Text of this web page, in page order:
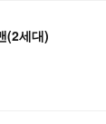
(2세대)